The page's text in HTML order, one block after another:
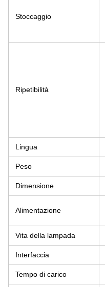
Stoccaggio
Ripetibilità
Lingua
Peso
Dimensione
Alimentazione
Vita della lampada
Interfaccia
Tempo di carico